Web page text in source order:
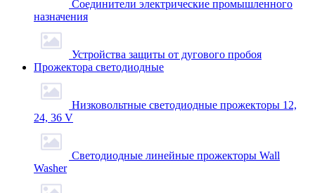
Соединители электрические промышленного
назначения
Устройства защиты от дугового пробоя
Прожектора светодиодные
Низковольтные светодиодные прожекторы 12,
24, 36 V
Светодиодные линейные прожекторы Wall
Washer